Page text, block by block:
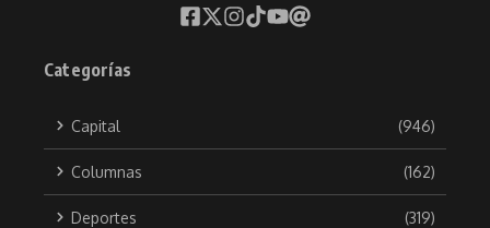
Categorías
Capital (946)
Columnas (162)
Deportes (319)